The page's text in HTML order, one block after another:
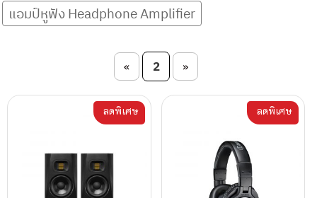
แอมป์หูฟัง Headphone Amplifier
Post navigation
« 2 »
ลดพิเศษ ลดพิเศษ